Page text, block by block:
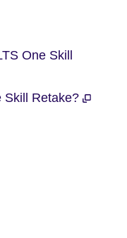
One Skill
Skill Retake?